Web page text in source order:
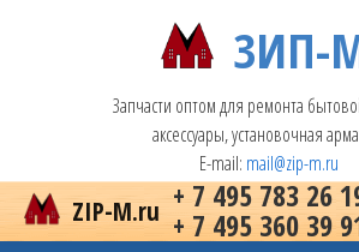
ЗИП-
Запчасти оптом для ремонта
аксессуары, установочная
E-mail: mail@zip-m.ru
+ 7 495 783 26
+ 7 495 360 39
ZIP-M.ru